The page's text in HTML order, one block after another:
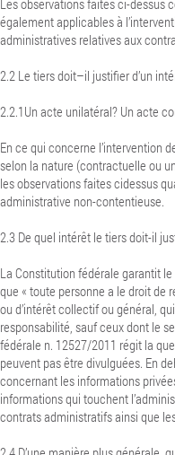
Les observations faites ci-dessus
également applicables à
administratives relatives aux
2.2 Le tiers doit–il justifier d’un
2.2.1Un acte unilatéral? Un acte
En ce qui concerne l’intervention
selon la nature (contractuelle ou
les observations faites cidessus
administrative non-contentieuse.
2.3 De quel intérêt le tiers doit-il
La Constitution fédérale garantit le
que « toute personne a le droit de
ou d’intérêt collectif ou général,
responsabilité, sauf ceux dont le
fédérale n. 12527/2011 régit la
peuvent pas être divulguées. En
concernant les informations
informations qui touchent
contrats administratifs ainsi que